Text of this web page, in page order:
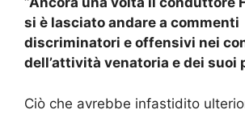
si è lasciato andare a commenti
discriminatori e offensivi nei
dell’attività venatoria e dei suoi
Ciò che avrebbe infastidito